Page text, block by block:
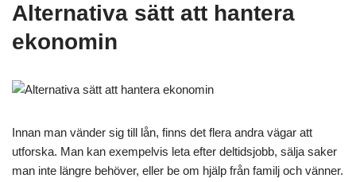
Alternativa sätt att hantera
ekonomin
Innan man vänder sig till lån, finns det flera andra vägar att
utforska. Man kan exempelvis leta efter deltidsjobb, sälja saker
man inte längre behöver, eller be om hjälp från familj och vänner.